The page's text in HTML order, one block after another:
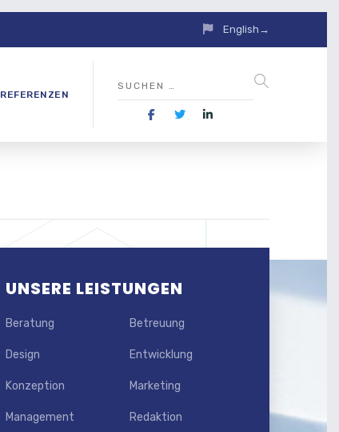
English→
REFERENZEN
UNSERE LEISTUNGEN
Beratung Betreuung
Design Entwicklung
Konzeption Marketing
Management Redaktion